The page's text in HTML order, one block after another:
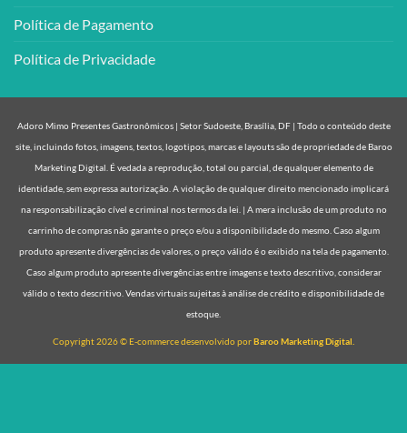
Política de Pagamento
Política de Privacidade
Adoro Mimo Presentes Gastronômicos | Setor Sudoeste, Brasília, DF | Todo o conteúdo deste
site, incluindo fotos, imagens, textos, logotipos, marcas e layouts são de propriedade de Baroo
Marketing Digital. É vedada a reprodução, total ou parcial, de qualquer elemento de
identidade, sem expressa autorização. A violação de qualquer direito mencionado implicará
na responsabilização cível e criminal nos termos da lei. | A mera inclusão de um produto no
carrinho de compras não garante o preço e/ou a disponibilidade do mesmo. Caso algum
produto apresente divergências de valores, o preço válido é o exibido na tela de pagamento.
Caso algum produto apresente divergências entre imagens e texto descritivo, considerar
válido o texto descritivo. Vendas virtuais sujeitas à análise de crédito e disponibilidade de
estoque.
Copyright 2026 © E-commerce desenvolvido porBaroo Marketing Digital.